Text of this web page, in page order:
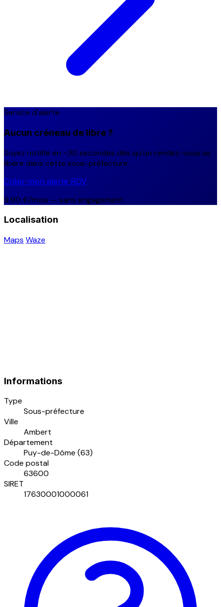
Service d'alerte
Aucun créneau de libre ?
Soyez notifié en ~30 secondes dès qu'un rendez-vous se
libère dans cette sous-préfecture.
Créer mon alerte RDV
9,90 €/mois — sans engagement
Localisation
Maps Waze
Informations
Type
Sous-préfecture
Ville
Ambert
Département
Puy-de-Dôme (63)
Code postal
63600
SIRET
17630001000061